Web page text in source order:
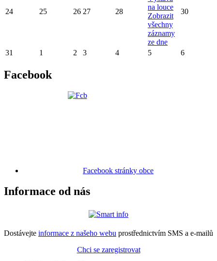
24 25 26 27 28
na louce
Zobrazit
všechny
záznamy
ze dne
30
31 1 2 3 4 5 6
Facebook
Facebook stránky obce
Informace od nás
Dostávejte informace z našeho webu prostřednictvím SMS a e-mailů
Chci se zaregistrovat